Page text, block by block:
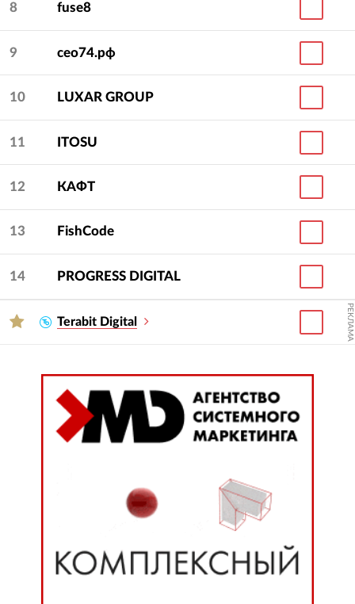
8 fuse8
9 сео74.рф
10 LUXAR GROUP
11 ITOSU
12 КАФТ
13 FishCode
14 PROGRESS DIGITAL
Terabit Digital РЕКЛАМА